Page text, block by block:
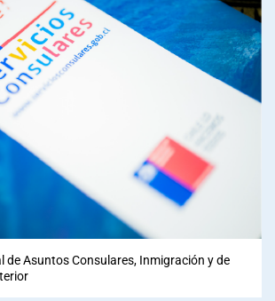
Económicas
de Asuntos Consulares, Inmigración y de